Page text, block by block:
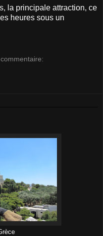
la principale attraction, ce
heures sous un